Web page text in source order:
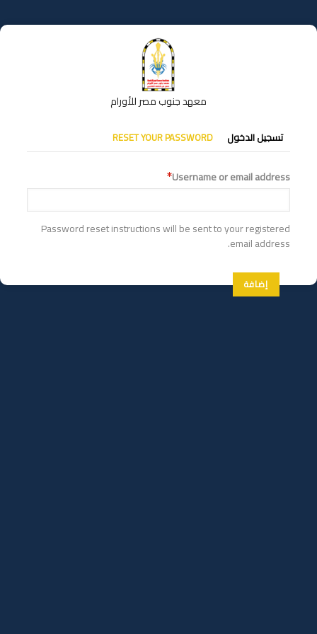
إلى
المحتوى
معهد جنوب مصر للأورام
التبويبات
الأساسية
تسجيل الدخول RESET YOUR PASSWORD
Username or email address
Password reset instructions will be sent to your registered
email address.